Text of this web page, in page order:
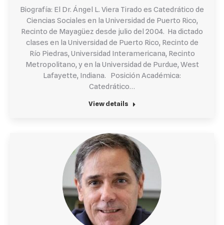
Biografía: El Dr. Ángel L. Viera Tirado es Catedrático de
Ciencias Sociales en la Universidad de Puerto Rico,
Recinto de Mayagüez desde julio del 2004. Ha dictado
clases en la Universidad de Puerto Rico, Recinto de
Río Piedras, Universidad Interamericana, Recinto
Metropolitano, y en la Universidad de Purdue, West
Lafayette, Indiana. Posición Académica:
Catedrático…
blog
/
website
mail
View details